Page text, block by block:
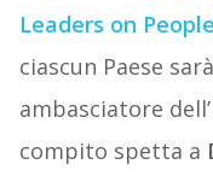
Leaders on
ciascun Paese
ambasciatore
compito spetta a